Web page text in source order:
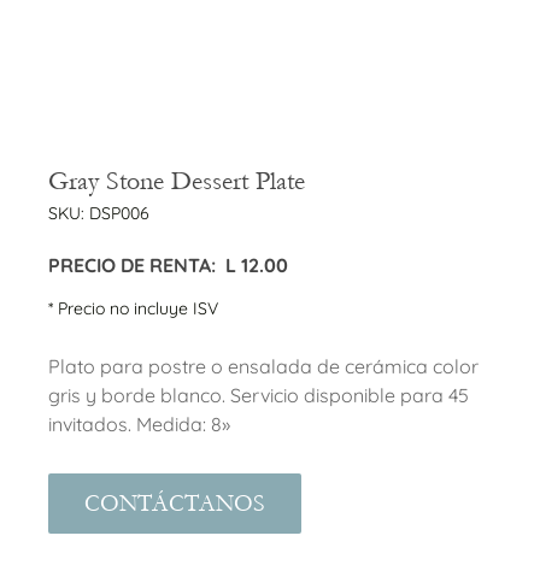
Gray Stone Dessert Plate
SKU: DSP006
PRECIO DE RENTA: L 12.00
* Precio no incluye ISV
Plato para postre o ensalada de cerámica color
gris y borde blanco. Servicio disponible para 45
invitados. Medida: 8»
CONTÁCTANOS